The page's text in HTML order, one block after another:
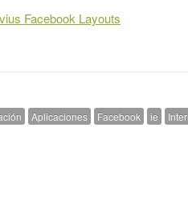
Facebook Layouts
Aplicaciones Facebook ie